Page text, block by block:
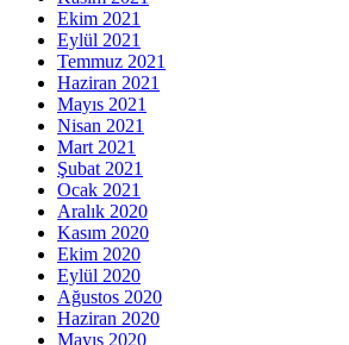
Ekim 2021
Eylül 2021
Temmuz 2021
Haziran 2021
Mayıs 2021
Nisan 2021
Mart 2021
Şubat 2021
Ocak 2021
Aralık 2020
Kasım 2020
Ekim 2020
Eylül 2020
Ağustos 2020
Haziran 2020
Mayıs 2020